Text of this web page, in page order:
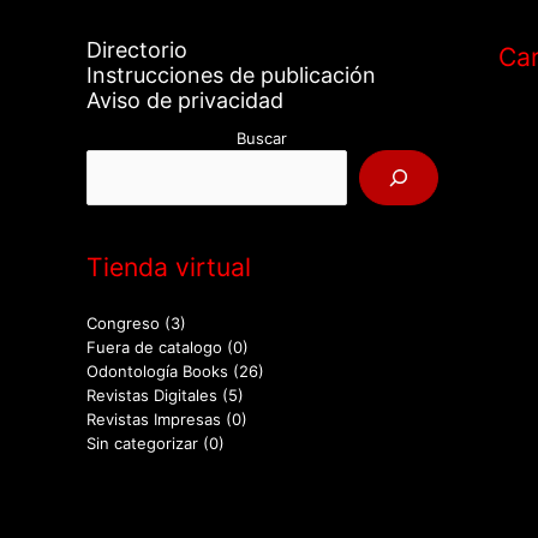
Directorio
Instrucciones de publicación
Aviso de privacidad
Buscar
Tienda virtual
Congreso (3)
Fuera de catalogo (0)
Odontología Books (26)
Revistas Digitales (5)
Revistas Impresas (0)
Sin categorizar (0)